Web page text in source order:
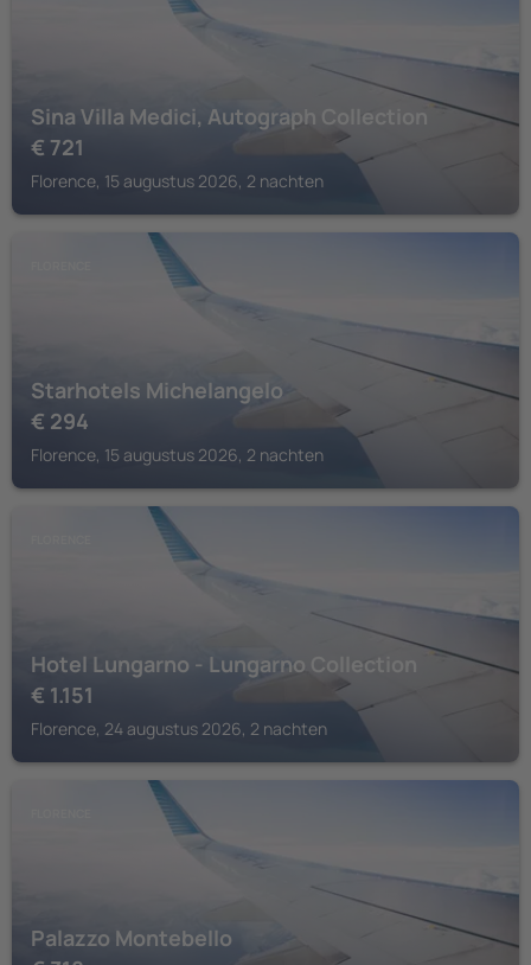
Sina Villa Medici, Autograph Collection
€ 721
Florence, 15 augustus 2026, 2 nachten
Starhotels Michelangelo
€ 294
Florence, 15 augustus 2026, 2 nachten
Hotel Lungarno - Lungarno Collection
€ 1.151
Florence, 24 augustus 2026, 2 nachten
Palazzo Montebello